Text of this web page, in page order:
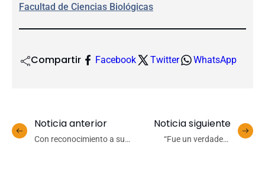
Facultad de Ciencias Biológicas
Compartir Facebook Twitter WhatsApp
Noticia anterior
Con reconocimiento a su
Noticia siguiente
“Fue un verdadero